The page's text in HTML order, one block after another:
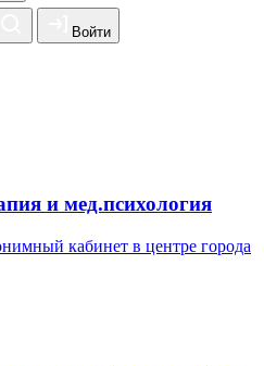
Войти
и мед.психология
кабинет в центре города